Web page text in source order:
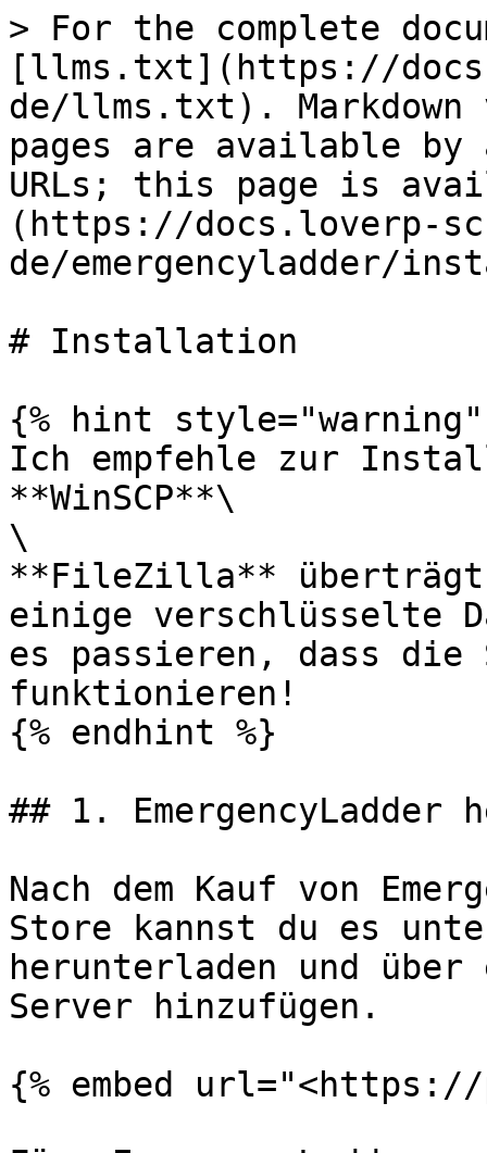
> For the complete
[llms.txt](https://
de/llms.txt). Markdown
pages are available by
URLs; this page is
(https://docs.loverp-
de/emergencyladder/
# Installation
{% hint style="warning"
Ich empfehle zur
**WinSCP**\
\
**FileZilla** überträgt
einige verschlüsselte
es passieren, dass
funktionieren!
{% endhint %}
## 1.
Nach dem Kauf von
Store kannst du es
herunterladen und über
Server hinzufügen.
{% embed